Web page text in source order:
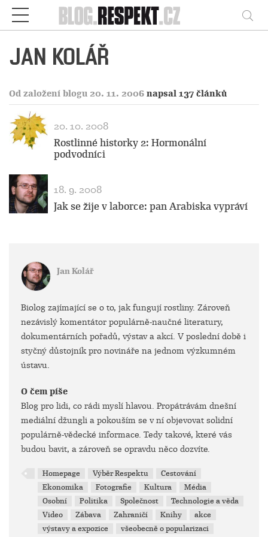
Respekt
JAN KOLÁŘ
Od založení blogu 20. 11. 2006 napsal 137 článků
20. 10. 2008
Rostlinné historky 2: Hormonální
podvodníci
18. 9. 2008
Jak se žije v laborce: pan Arabiska vypráví
Jan Kolář
Biolog zajímající se o to, jak fungují rostliny. Zároveň
nezávislý komentátor populárně-naučné literatury,
dokumentárních pořadů, výstav a akcí. V poslední době i
styčný důstojník pro novináře na jednom výzkumném
ústavu.
O čem píše
Blog pro lidi, co rádi myslí hlavou. Propátrávám dnešní
mediální džungli a pokouším se v ní objevovat solidní
populárně-vědecké informace. Tedy takové, které vás
budou bavit, a zároveň se opravdu něco dozvíte.
Homepage Výběr Respektu
Cestování
Ekonomika
Fotografie Kultura
Média
Osobní
Politika Společnost
Technologie a věda
Video
Zábava Zahraničí Knihy
akce
výstavy a expozice
všeobecně o popularizaci